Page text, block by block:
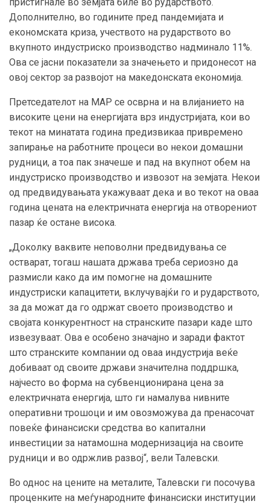
Дополнително, во годините пред пандемијата и
економската криза, учеството на рударството во
вкупното индустриско производство надминало 11%.
Ова се јасни показатели за значењето и придонесот на
овој сектор за развојот на македонската економија.
Претседателот на МАР се осврна и на влијанието на
високите цени на енергијата врз индустријата, кои во
текот на минатата година предизвикаа привремено
запирање на работните процеси во некои домашни
рудници, а тоа пак значеше и пад на вкупнот обем на
индустриско производство и извозот на земјата. Некои
од предвидувањата укажуваат дека и во текот на оваа
година цената на електричната енергија на отворениот
пазар ќе остане висока.
„Доколку ваквите неповолни предвидувања се
остварат, тогаш нашата држава треба сериозно да
размисли како да им помогне на домашните
индустриски капацитети, вклучувајќи го и рударството,
за да можат да го одржат своето производство и
својата конкурентност на странските пазари каде што
извезуваат. Ова е особено значајно и заради фактот
што странските компании од оваа индустрија веќе
добиваат од своите држави значителна поддршка,
најчесто во форма на субвенционирана цена за
електричната енергија, што ги намалува нивните
оперативни трошоци и им овозможува да пренасочат
повеќе финансиски средства во капитални
инвестиции за натамошна модернизација на своите
рудници и во одржлив развој“, вели Талевски.
Во однос на цените на металите, Талевски ги посочува
проценките на меѓународните финансиски институции